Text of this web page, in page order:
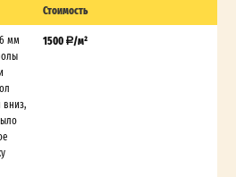
Стоимость
мм
вниз,
1500 /м²